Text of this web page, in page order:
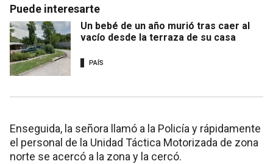
Puede interesarte
Un bebé de un año murió tras caer al
vacío desde la terraza de su casa
PAÍS
Enseguida, la señora llamó a la Policía y rápidamente
el personal de la Unidad Táctica Motorizada de zona
norte se acercó a la zona y la cercó.